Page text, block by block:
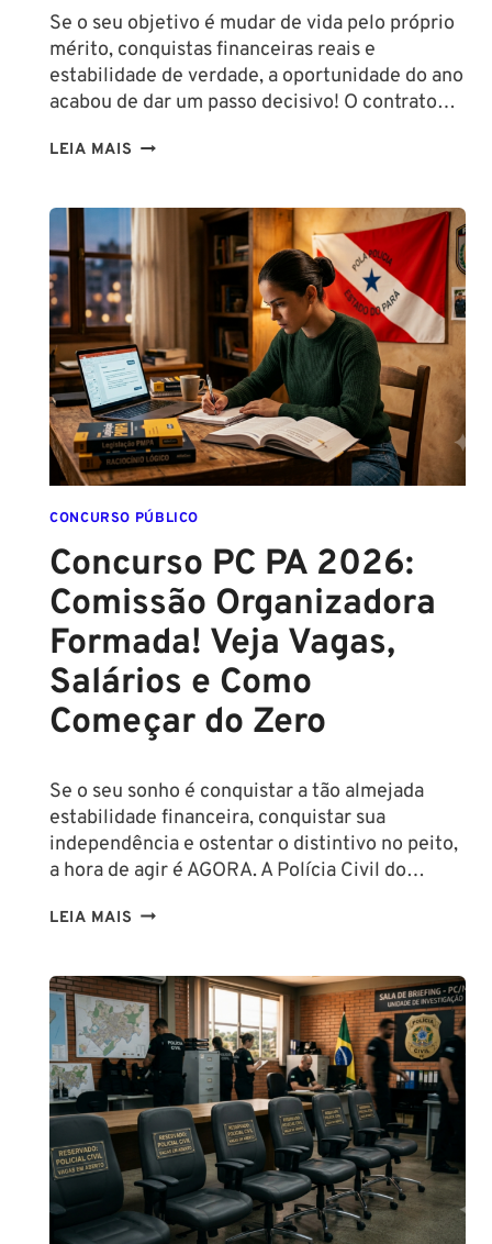
Se o seu objetivo é mudar de vida pelo próprio
mérito, conquistas financeiras reais e
estabilidade de verdade, a oportunidade do ano
acabou de dar um passo decisivo! O contrato…
LEIA MAIS CONCURSO
CONTRATO
COM
A
FCC
É
ASSINADO
E
EDITAL
É
IMINENTE!
SALÁRIOS
CHEGAM
R$
43
CONCURSO PÚBLICO
Concurso PC PA 2026:
Comissão Organizadora
Formada! Veja Vagas,
Salários e Como
Começar do Zero
Se o seu sonho é conquistar a tão almejada
estabilidade financeira, conquistar sua
independência e ostentar o distintivo no peito,
a hora de agir é AGORA. A Polícia Civil do…
LEIA MAIS CONCURSO
2026:
COMISSÃO
ORGANIZADORA
FORMADA!
VEJA
VAGAS,
SALÁRIOS
E
COMO
COMEÇAR